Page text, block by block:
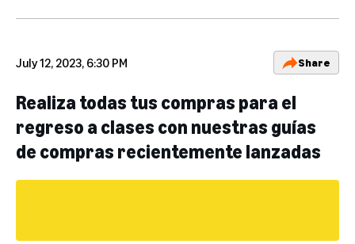
July 12, 2023, 6:30 PM Share
Realiza todas tus compras para el
regreso a clases con nuestras guías
de compras recientemente lanzadas